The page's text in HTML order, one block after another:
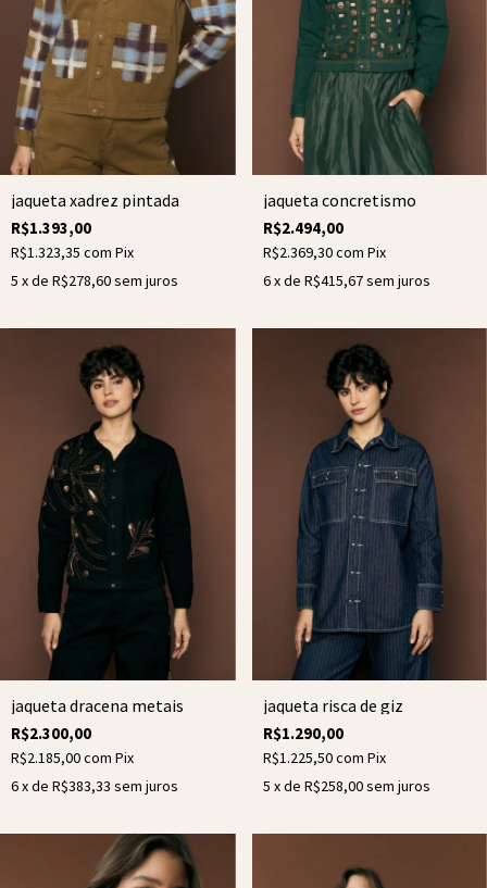
jaqueta xadrez pintada
R$1.393,00
R$1.323,35 com Pix
5 x de R$278,60sem juros
jaqueta concretismo
R$2.494,00
R$2.369,30com Pix
6x de R$415,67sem juros
jaqueta dracena metais
R$2.300,00
R$2.185,00com Pix
6x de R$383,33 sem juros
jaqueta risca de giz
R$1.290,00
R$1.225,50com Pix
5 x de R$258,00sem juros